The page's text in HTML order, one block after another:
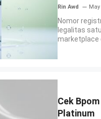
Rin Awd May
Nomor
legalitas
marketplace
Cek
Platinum